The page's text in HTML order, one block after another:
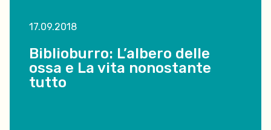
17.09.2018
Biblioburro: L’albero delle
ossa e La vita nonostante
tutto